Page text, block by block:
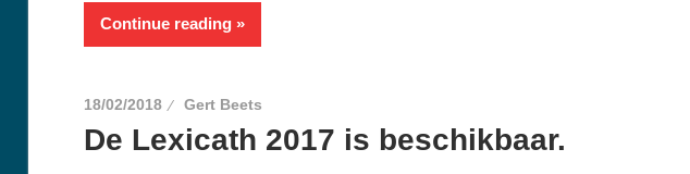
Continue reading
18/02/2018 Gert Beets
De Lexicath 2017 is beschikbaar.